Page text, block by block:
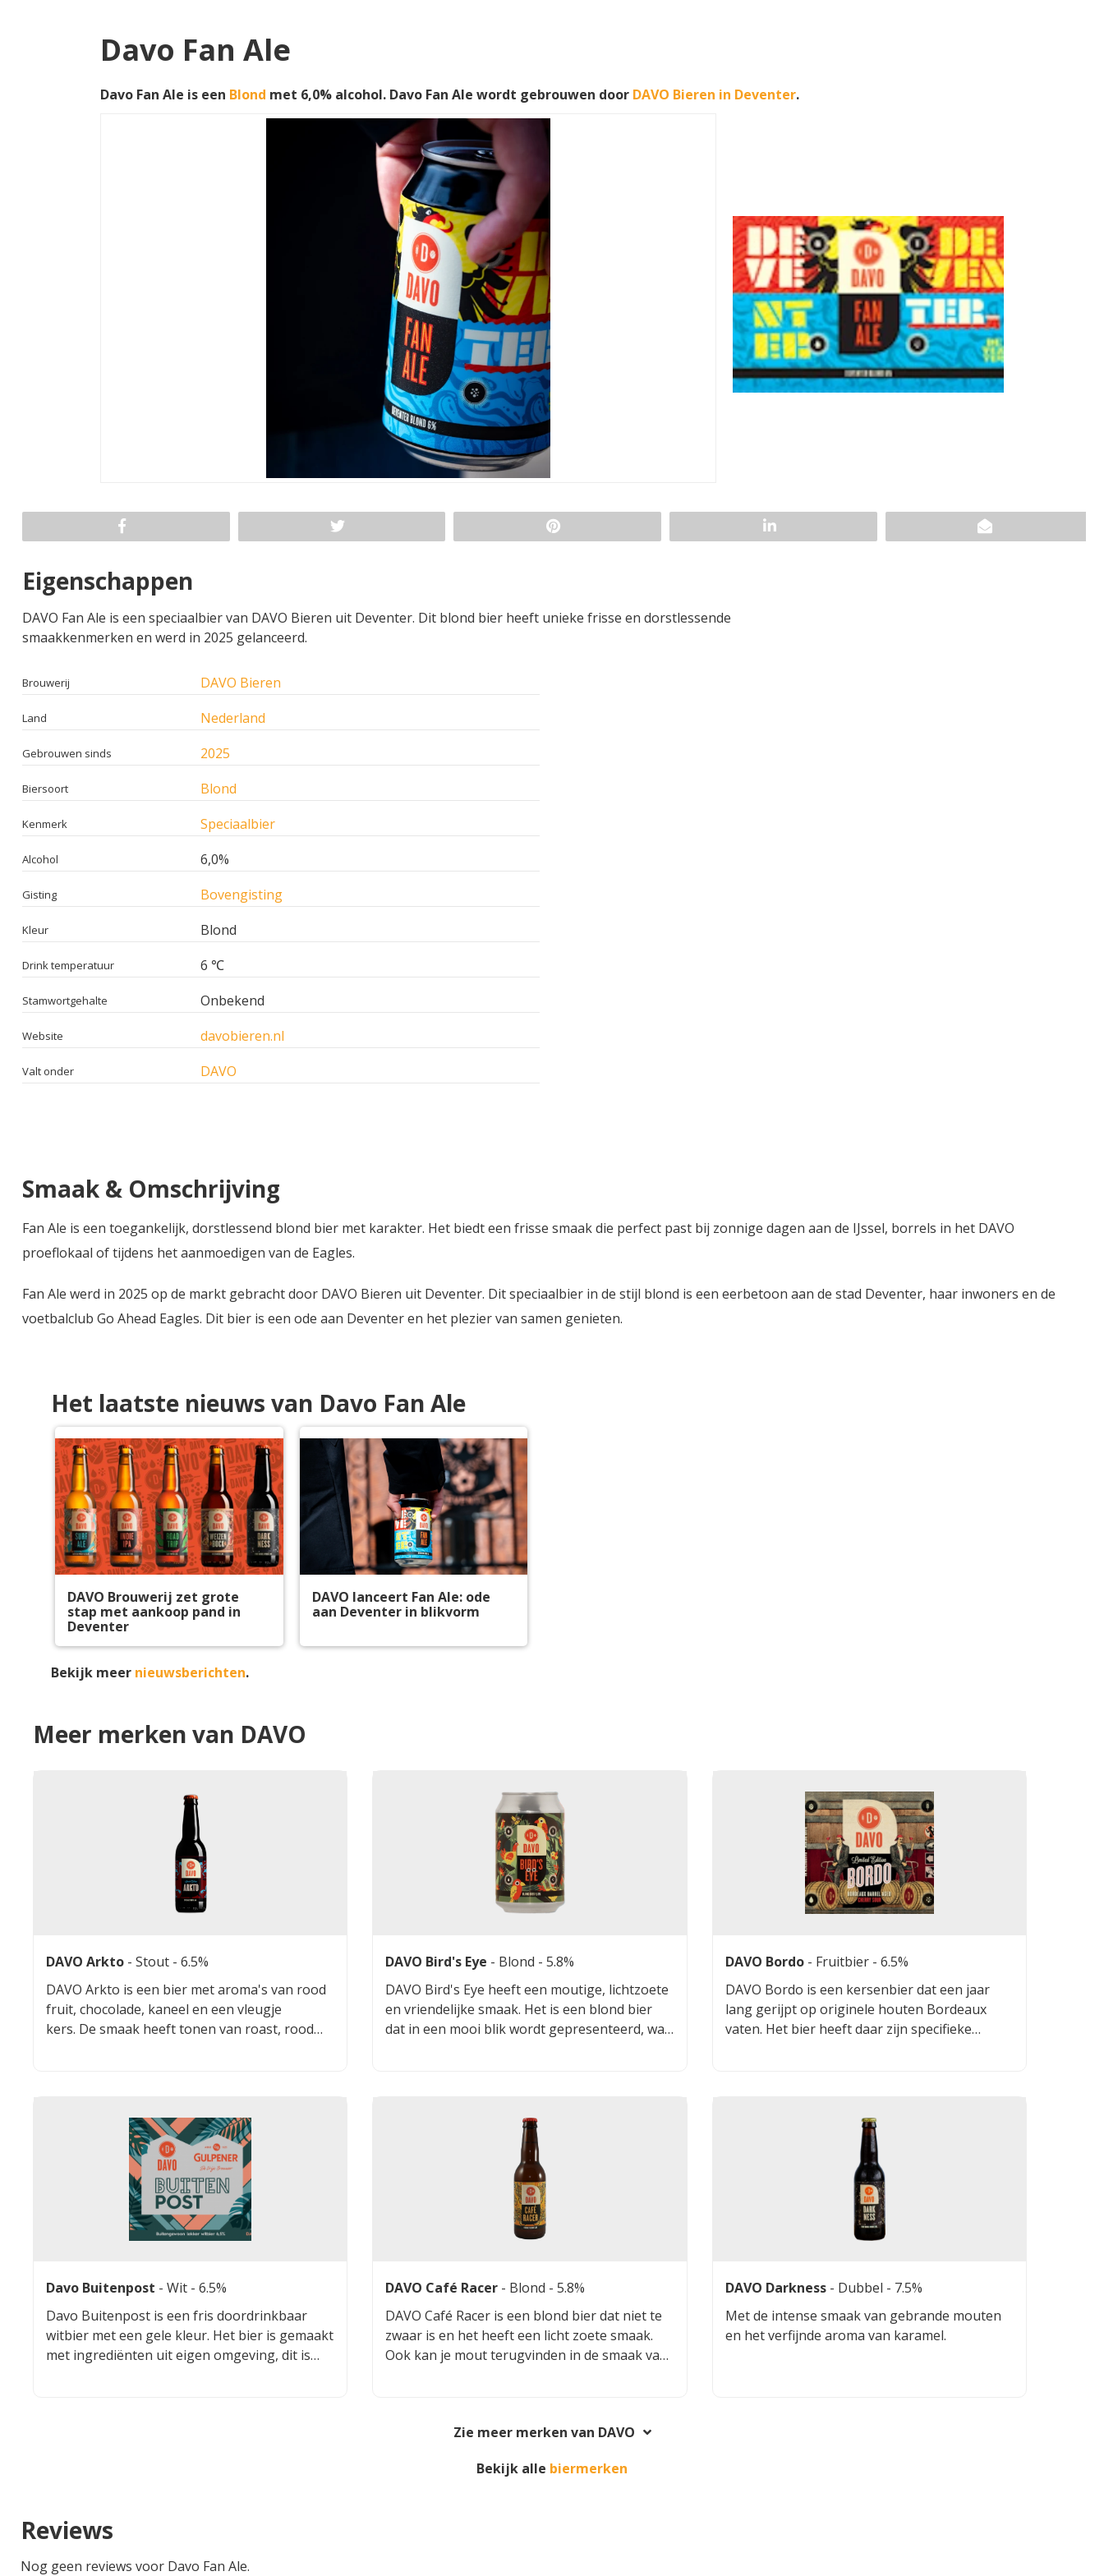
Davo Fan Ale
Davo Fan Ale is een Blond met 6,0% alcohol. Davo Fan Ale wordt gebrouwen door DAVO Bieren in Deventer.
Eigenschappen
DAVO Fan Ale is een speciaalbier van DAVO Bieren uit Deventer. Dit blond bier heeft unieke frisse en dorstlessende
smaakkenmerken en werd in 2025 gelanceerd.
Brouwerij DAVO Bieren
Land Nederland
Gebrouwen sinds 2025
Biersoort Blond
Kenmerk Speciaalbier
Alcohol 6,0%
Gisting Bovengisting
Kleur Blond
Drink temperatuur 6 ℃
Stamwortgehalte Onbekend
Website davobieren.nl
Valt onder DAVO
Smaak & Omschrijving
Fan Ale is een toegankelijk, dorstlessend blond bier met karakter. Het biedt een frisse smaak die perfect past bij zonnige dagen aan de IJssel, borrels in het DAVO
proeflokaal of tijdens het aanmoedigen van de Eagles.
Fan Ale werd in 2025 op de markt gebracht door DAVO Bieren uit Deventer. Dit speciaalbier in de stijl blond is een eerbetoon aan de stad Deventer, haar inwoners en de
voetbalclub Go Ahead Eagles. Dit bier is een ode aan Deventer en het plezier van samen genieten.
Het laatste nieuws van Davo Fan Ale
DAVO Brouwerij zet grote
stap met aankoop pand in
Deventer
DAVO lanceert Fan Ale: ode
aan Deventer in blikvorm
Bekijk meer nieuwsberichten.
Meer merken van DAVO
DAVO Arkto - Stout - 6.5%
DAVO Arkto is een bier met aroma's van rood
fruit, chocolade, kaneel en een vleugje
kers. De smaak heeft tonen van roast, rood
DAVO Bird's Eye - Blond - 5.8%
DAVO Bird's Eye heeft een moutige, lichtzoete
en vriendelijke smaak. Het is een blond bier
dat in een mooi blik wordt gepresenteerd, wat
DAVO Bordo - Fruitbier - 6.5%
DAVO Bordo is een kersenbier dat een jaar
lang gerijpt op originele houten Bordeaux
vaten. Het bier heeft daar zijn specifieke
Davo Buitenpost - Wit - 6.5%
Davo Buitenpost is een fris doordrinkbaar
witbier met een gele kleur. Het bier is gemaakt
met ingrediënten uit eigen omgeving, dit is
DAVO Café Racer - Blond - 5.8%
DAVO Café Racer is een blond bier dat niet te
zwaar is en het heeft een licht zoete smaak.
Ook kan je mout terugvinden in de smaak van
DAVO Darkness - Dubbel - 7.5%
Met de intense smaak van gebrande mouten
en het verfijnde aroma van karamel.
Zie meer merken van DAVO
Bekijk alle biermerken
Reviews
Nog geen reviews voor Davo Fan Ale.